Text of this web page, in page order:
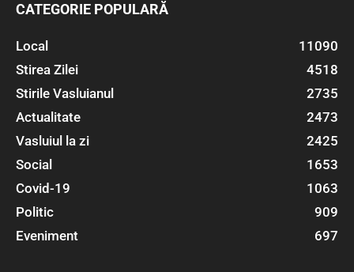
CATEGORIE POPULARĂ
Local
11090
Stirea Zilei
4518
Stirile Vasluianul
2735
Actualitate
2473
Vasluiul la zi
2425
Social
1653
Covid-19
1063
Politic
909
Eveniment
697